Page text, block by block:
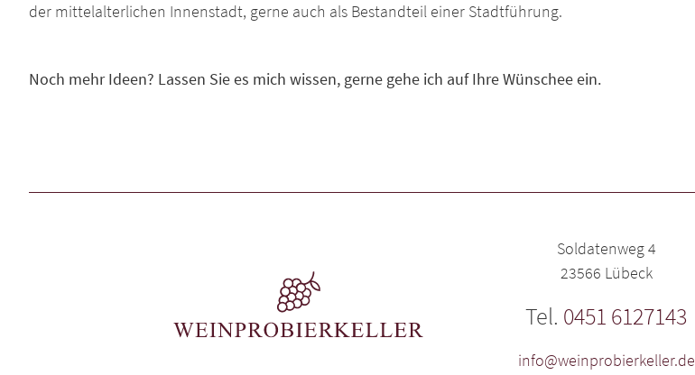
der mittelalterlichen Innenstadt, gerne auch als Bestandteil einer Stadtführung.
Noch mehr Ideen? Lassen Sie es mich wissen, gerne gehe ich auf Ihre Wünschee ein.
Soldatenweg 4
23566 Lübeck
Tel. 0451 6127143
info@weinprobierkeller.de